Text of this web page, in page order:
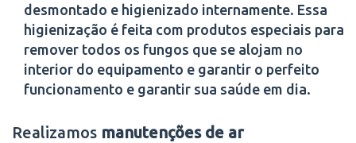
desmontado e higienizado internamente. Essa
higienização é feita com produtos especiais para
remover todos os fungos que se alojam no
interior do equipamento e garantir o perfeito
funcionamento e garantir sua saúde em dia.
Realizamos manutenções de ar